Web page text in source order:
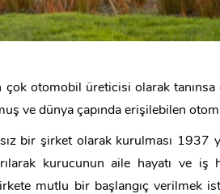
çok otomobil üreticisi olarak
ve dünya çapında erişilebilen
bir şirket olarak kurulması 1937
kurucunun aile hayatı ve iş
mutlu bir başlangıç verilmek